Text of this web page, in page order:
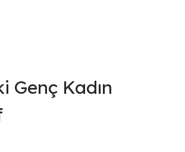
Genç Kadın